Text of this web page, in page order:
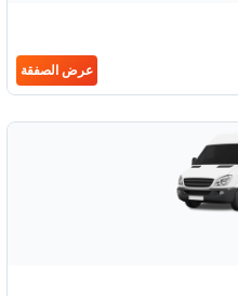
عرض الصفقة